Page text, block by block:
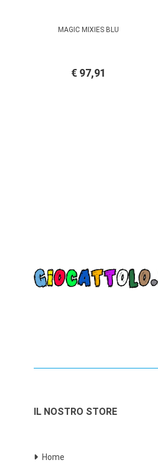
MAGIC MIXIES BLU
€ 97,91
IL NOSTRO STORE
Home